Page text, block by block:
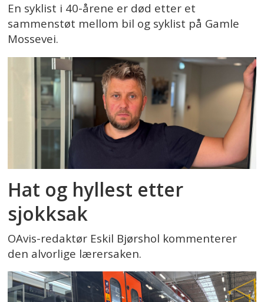
En syklist i 40-årene er død etter et
sammenstøt mellom bil og syklist på Gamle
Mossevei.
Hat og hyllest etter
sjokksak
OAvis-redaktør Eskil Bjørshol kommenterer
den alvorlige lærersaken.